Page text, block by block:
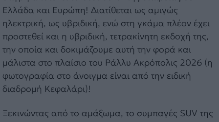
Ελλάδα και Ευρώπη! Διατίθεται ως αμιγώς
ηλεκτρική, ως υβριδική, ενώ στη γκάμα πλέον έχει
προστεθεί και η υβριδική, τετρακίνητη εκδοχή της,
την οποία και δοκιμάζουμε αυτή την φορά και
μάλιστα στο πλαίσιο του Ράλλυ Ακρόπολις 2026 (η
φωτογραφία στο άνοιγμα είναι από την ειδική
διαδρομή Κεφαλάρι)!
Ξεκινώντας από το αμάξωμα, το συμπαγές SUV της